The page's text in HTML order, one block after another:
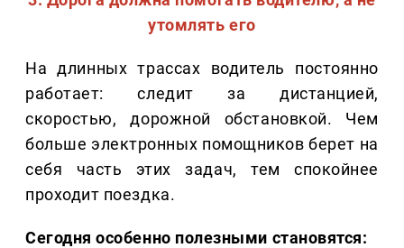
утомлять его
На длинных трассах водитель постоянно
работает: следит за дистанцией,
скоростью, дорожной обстановкой. Чем
больше электронных помощников берет на
себя часть этих задач, тем спокойнее
проходит поездка.
Сегодня особенно полезными становятся: